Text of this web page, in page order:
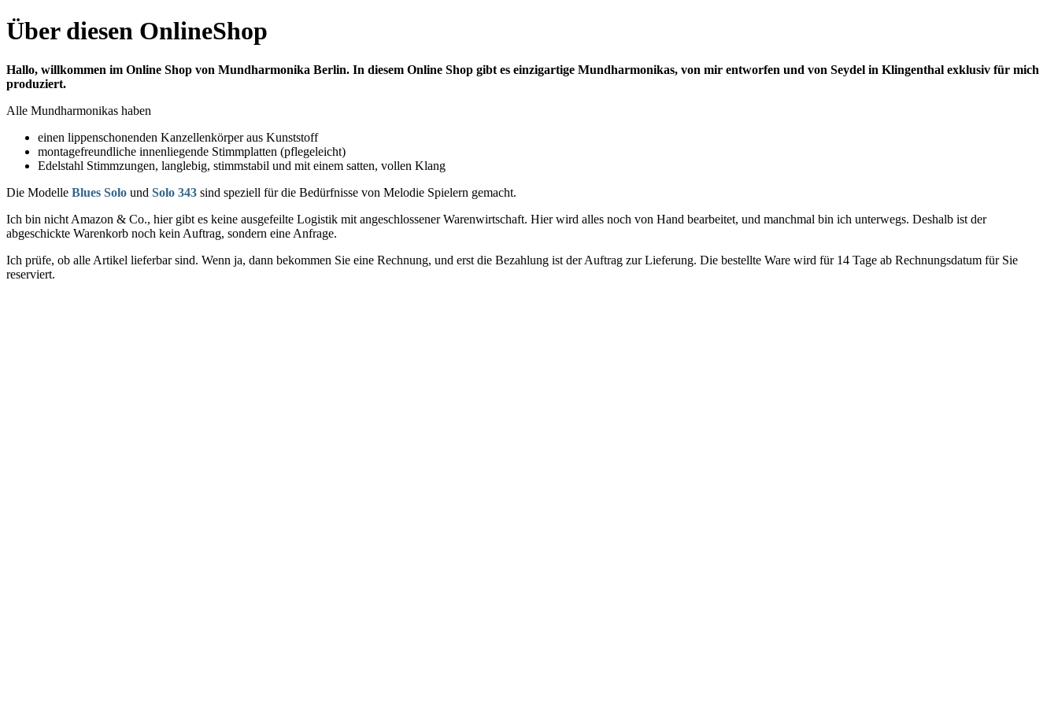
Über diesen OnlineShop
Hallo, willkommen im Online Shop von Mundharmonika Berlin. In diesem Online Shop gibt es einzigartige Mundharmonikas, von mir entworfen und von Seydel in Klingenthal exklusiv für mich
produziert.
Alle Mundharmonikas haben
einen lippenschonenden Kanzellenkörper aus Kunststoff
montagefreundliche innenliegende Stimmplatten (pflegeleicht)
Edelstahl Stimmzungen, langlebig, stimmstabil und mit einem satten, vollen Klang
Die Modelle Blues Solo und Solo 343 sind speziell für die Bedürfnisse von Melodie Spielern gemacht.
Ich bin nicht Amazon & Co., hier gibt es keine ausgefeilte Logistik mit angeschlossener Warenwirtschaft. Hier wird alles noch von Hand bearbeitet, und manchmal bin ich unterwegs. Deshalb ist der
abgeschickte Warenkorb noch kein Auftrag, sondern eine Anfrage.
Ich prüfe, ob alle Artikel lieferbar sind. Wenn ja, dann bekommen Sie eine Rechnung, und erst die Bezahlung ist der Auftrag zur Lieferung. Die bestellte Ware wird für 14 Tage ab Rechnungsdatum für Sie
reserviert.